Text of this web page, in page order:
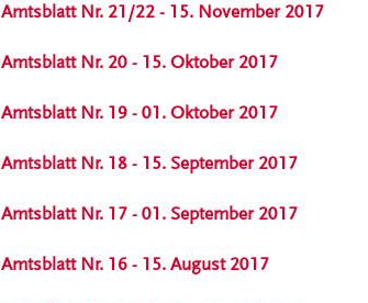
Amtsblatt Nr. 21/22 - 15. November 2017
Amtsblatt Nr. 20 - 15. Oktober 2017
Amtsblatt Nr. 19 - 01. Oktober 2017
Amtsblatt Nr. 18 - 15. September 2017
Amtsblatt Nr. 17 - 01. September 2017
Amtsblatt Nr. 16 - 15. August 2017